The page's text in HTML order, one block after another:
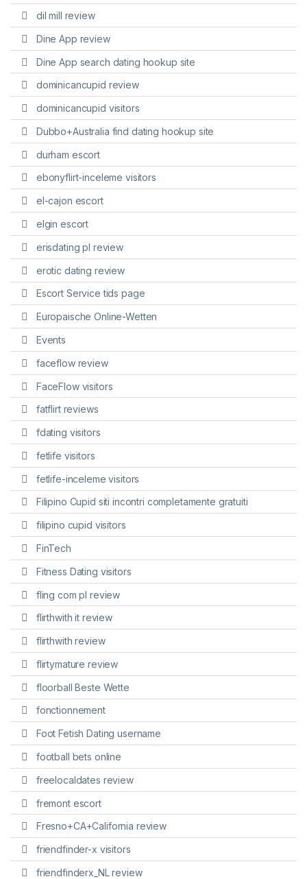
dil mill review
Dine App review
Dine App search dating hookup site
dominicancupid review
dominicancupid visitors
Dubbo+Australia find dating hookup site
durham escort
ebonyflirt-inceleme visitors
el-cajon escort
elgin escort
erisdating pl review
erotic dating review
Escort Service tids page
Europaische Online-Wetten
Events
faceflow review
FaceFlow visitors
fatflirt reviews
fdating visitors
fetlife visitors
fetlife-inceleme visitors
Filipino Cupid siti incontri completamente gratuiti
filipino cupid visitors
FinTech
Fitness Dating visitors
fling com pl review
flirthwith it review
flirthwith review
flirtymature review
floorball Beste Wette
fonctionnement
Foot Fetish Dating username
football bets online
freelocaldates review
fremont escort
Fresno+CA+California review
friendfinder-x visitors
friendfinderx_NL review